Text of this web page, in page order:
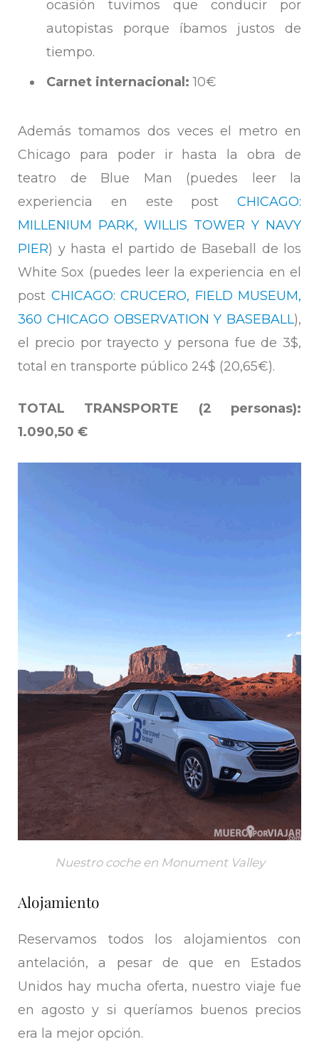
ocasión tuvimos que conducir por
autopistas porque íbamos justos de
tiempo.
Carnet internacional: 10€
Además tomamos dos veces el metro en
Chicago para poder ir hasta la obra de
teatro de Blue Man (puedes leer la
experiencia en este post CHICAGO:
MILLENIUM PARK, WILLIS TOWER Y NAVY
PIER) y hasta el partido de Baseball de los
White Sox (puedes leer la experiencia en el
post CHICAGO: CRUCERO, FIELD MUSEUM,
360 CHICAGO OBSERVATION Y BASEBALL),
el precio por trayecto y persona fue de 3$,
total en transporte público 24$ (20,65€).
TOTAL TRANSPORTE (2 personas):
1.090,50 €
Nuestro coche en Monument Valley
Alojamiento
Reservamos todos los alojamientos con
antelación, a pesar de que en Estados
Unidos hay mucha oferta, nuestro viaje fue
en agosto y si queríamos buenos precios
era la mejor opción.